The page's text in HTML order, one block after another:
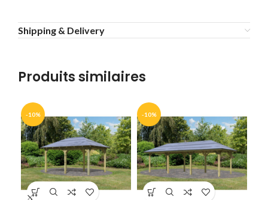
Shipping & Delivery
Produits similaires
-10% -10%